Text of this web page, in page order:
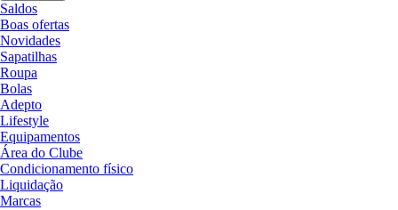
Saldos
Boas ofertas
Novidades
Sapatilhas
Roupa
Bolas
Adepto
Lifestyle
Equipamentos
Área do Clube
Condicionamento físico
Liquidação
Marcas